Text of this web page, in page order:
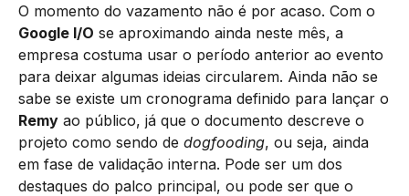
O momento do vazamento não é por acaso. Com o
Google I/O se aproximando ainda neste mês, a
empresa costuma usar o período anterior ao evento
para deixar algumas ideias circularem. Ainda não se
sabe se existe um cronograma definido para lançar o
Remy ao público, já que o documento descreve o
projeto como sendo de dogfooding, ou seja, ainda
em fase de validação interna. Pode ser um dos
destaques do palco principal, ou pode ser que o